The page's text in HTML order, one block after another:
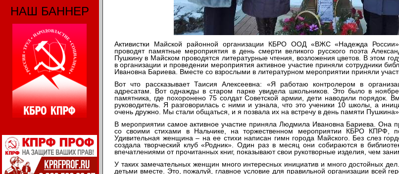
НАШ БАННЕР
Активистки Майской районной организации КБРО ООД «ВЖС «Надежда
проводят памятные мероприятия в день смерти великого русского поэта
Пушкину в Майском проводятся литературные чтения, возложения цветов. В этом
в организации и проведении мероприятия активное участие приняли сотрудники
Ивановна Бариева. Вместе со взрослыми в литературном мероприятии приняли
Вот что рассказывает Таисия Алексеевна: «Я работаю контролером в
адресатам. Вот однажды в старом парке увидела школьников. Это было в
памятника, где похоронено 75 солдат Советской армии, дети наводили порядок.
руководитель. Я разговорилась с ними и узнала, что это ученики 10 школы, а
очень дружно. Мы стали общаться, и я позвала их на встречу в день памяти Пушкина».
В мероприятии самое активное участие приняла Людмила Ивановна Бариева. Она
со своими стихами в Нальчике, на торжественном мероприятии КБРО КПРФ,
Удивительная женщина – на ее стихи написан гимн города Майского. Без слез
создала творческий клуб «Родник». Один раз в месяц они собираются в
впечатлениями от прочитанных книг, показывают свои рукотворные изделия, чем
У таких замечательных женщин много интересных инициатив и много достойных
детьми вместе. Это, пожалуй, главное условие для правильной организации всей